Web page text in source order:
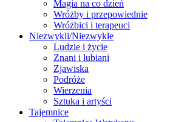
Magia na co dzień
Wróżby i przepowiednie
Wróżbici i terapeuci
Niezwykli/Niezwykłe
Ludzie i życie
Znani i lubiani
Zjawiska
Podróże
Wierzenia
Sztuka i artyści
Tajemnice